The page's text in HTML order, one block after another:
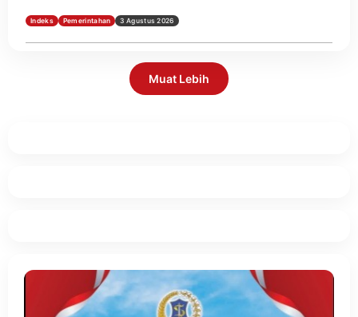
Indeks Pemerintahan 3 Agustus 2026
Muat Lebih